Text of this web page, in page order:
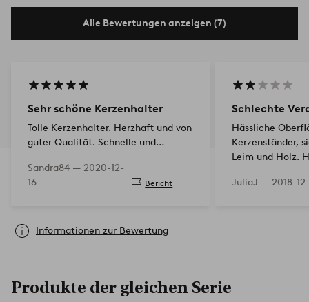
Alle Bewertungen anzeigen (7)
Sehr schöne Kerzenhalter
Tolle Kerzenhalter. Herzhaft und von
guter Qualität. Schnelle und
durchzuführende Bestellung und
Bezahlung.
Sandra84 — 2020-12-
16
Bericht
Schlechte
Hässliche
Kerzenständer,
Leim und Holz.
Kerzenständer
JuliaJ — 2018-
Informationen zur Bewertung
Produkte der gleichen Serie